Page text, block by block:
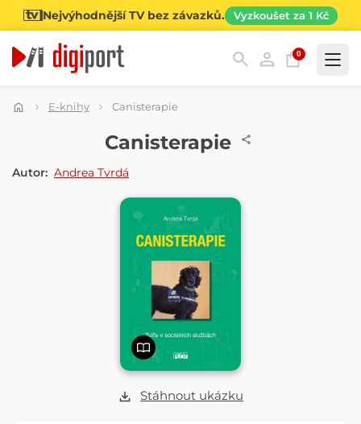
Nejvýhodnější TV bez závazků. Vyzkoušet za 1 Kč
0
Kategorie
E-knihy Canisterapie
Stáhnout ukázku
Canisterapie
Autor: Andrea Tvrdá